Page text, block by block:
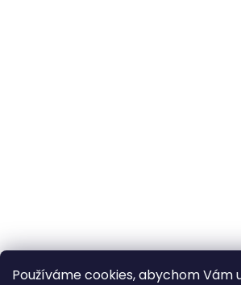
Používáme cookies, abychom Vám